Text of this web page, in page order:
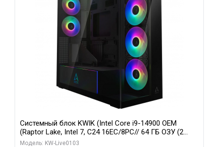
Системный блок KWIK (Intel Core i9-14900 OEM
(Raptor Lake, Intel 7, C24 16EC/8PC// 64 ГБ ОЗУ (2
модуля)/ Afox RTX4090 24GB GDDR6X 384-Bit 3xDP
Модель: KW-Live0103